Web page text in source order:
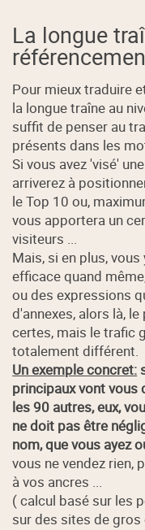
La longue
Pour mieux traduire
la longue traîne au
suffit de penser au
présents dans les
Si vous avez 'visé'
arriverez à
le Top 10 ou,
vous apportera un
visiteurs ...
Mais, si en plus,
efficace quand
ou des expressions
d'annexes, alors là,
certes, mais le trafic
totalement différent.
Un exemple concret:
principaux vont vous
les 90 autres, eux,
ne doit pas être
nom, que vous ayez
vous ne vendez rien,
à vos ancres ...
( calcul basé sur les
sur des sites de